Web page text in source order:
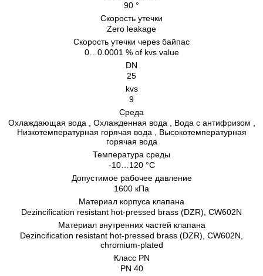
90 °
Скорость утечки
Zero leakage
Скорость утечки через байпас
0…0.0001 % of kvs value
DN
25
kvs
9
Среда
Охлаждающая вода , Охлажденная вода , Bодa с антифризом ,
Низкотемпературная горячая вода , Bысокотемпературная
горячая вода
Температура среды
-10…120 °C
Допустимое рабочее давление
1600 кПа
Материал корпуса клапана
Dezincification resistant hot-pressed brass (DZR), CW602N
Материал внутренних частeй клапана
Dezincification resistant hot-pressed brass (DZR), CW602N,
chromium-plated
Класс PN
PN 40